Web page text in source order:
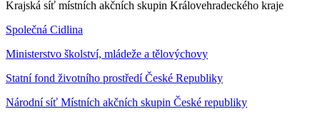
Krajská síť místních akčních skupin Královehradeckého kraje
Společná Cidlina
Ministerstvo školství, mládeže a tělovýchovy
Statní fond životního prostředí České Republiky
Národní síť Místních akčních skupin České republiky